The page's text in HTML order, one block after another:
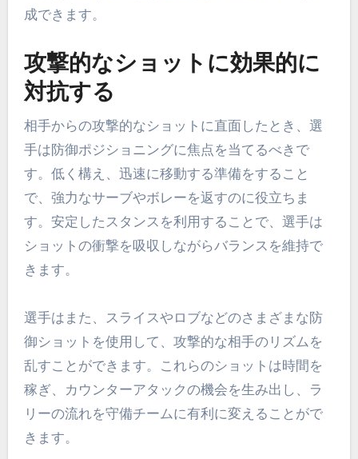
成できます。
攻撃的なショットに効果的に
対抗する
相手からの攻撃的なショットに直面したとき、選
手は防御ポジショニングに焦点を当てるべきで
す。低く構え、迅速に移動する準備をすること
で、強力なサーブやボレーを返すのに役立ちま
す。安定したスタンスを利用することで、選手は
ショットの衝撃を吸収しながらバランスを維持で
きます。
選手はまた、スライスやロブなどのさまざまな防
御ショットを使用して、攻撃的な相手のリズムを
乱すことができます。これらのショットは時間を
稼ぎ、カウンターアタックの機会を生み出し、ラ
リーの流れを守備チームに有利に変えることがで
きます。